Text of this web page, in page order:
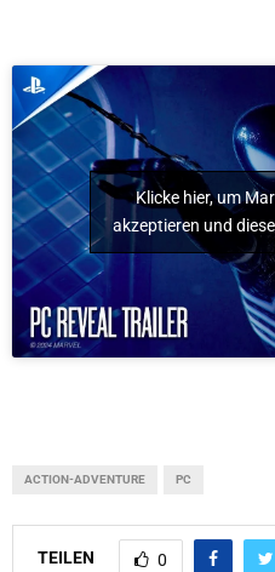
Klicke hier, um
akzeptieren und
ACTION-ADVENTURE PC
TEILEN 0